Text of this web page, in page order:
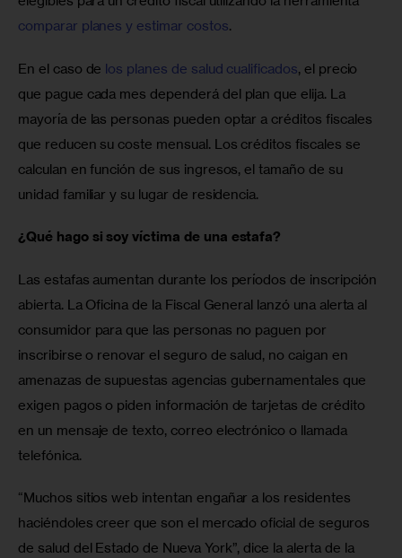
comparar planes y estimar costos.
En el caso de los planes de salud cualificados, el precio
que pague cada mes dependerá del plan que elija. La
mayoría de las personas pueden optar a créditos fiscales
que reducen su coste mensual. Los créditos fiscales se
calculan en función de sus ingresos, el tamaño de su
unidad familiar y su lugar de residencia.
¿Qué hago si soy víctima de una estafa?
Las estafas aumentan durante los períodos de inscripción
abierta. La Oficina de la Fiscal General lanzó una alerta al
consumidor para que las personas no paguen por
inscribirse o renovar el seguro de salud, no caigan en
amenazas de supuestas agencias gubernamentales que
exigen pagos o piden información de tarjetas de crédito
en un mensaje de texto, correo electrónico o llamada
telefónica.
“Muchos sitios web intentan engañar a los residentes
haciéndoles creer que son el mercado oficial de seguros
de salud del Estado de Nueva York”, dice la alerta de la